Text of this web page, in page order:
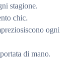
stagione.
chic.
ogni
di mano.